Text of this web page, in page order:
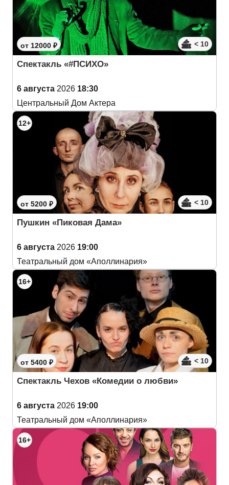
от 12000 ₽ < 10
Спектакль «#ПСИХО»
6 августа 2026 18:30
Центральный Дом Актера
12+
от 5200 ₽ < 10
Пушкин «Пиковая Дама»
6 августа 2026 19:00
Театральный дом «Аполлинария»
16+
от 5400 ₽ < 10
Спектакль Чехов «Комедии о любви»
6 августа 2026 19:00
Театральный дом «Аполлинария»
16+